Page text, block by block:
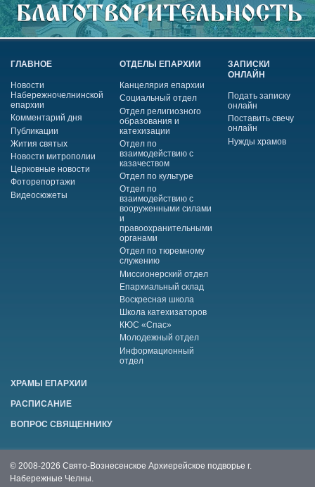
ГЛАВНОЕ
Новости
Набережночелнинской
епархии
Комментарий дня
Публикации
Жития святых
Новости митрополии
Церковные новости
Фоторепортажи
Видеосюжеты
ОТДЕЛЫ ЕПАРХИИ
Канцелярия епархии
Социальный отдел
Отдел религиозного
образования и
катехизации
Отдел по
взаимодействию с
казачеством
Отдел по культуре
Отдел по
взаимодействию с
вооруженными силами
и
правоохранительными
органами
Отдел по тюремному
служению
Миссионерский отдел
Епархиальный склад
Воскресная школа
Школа катехизаторов
КЮС «Спас»
Молодежный отдел
Информационный
отдел
ЗАПИСКИ
ОНЛАЙН
Подать записку
онлайн
Поставить свечу
онлайн
Нужды храмов
ХРАМЫ ЕПАРХИИ
РАСПИСАНИЕ
ВОПРОС СВЯЩЕННИКУ
© 2008-2026 Свято-Вознесенское Архиерейское подворье г.
Набережные Челны.